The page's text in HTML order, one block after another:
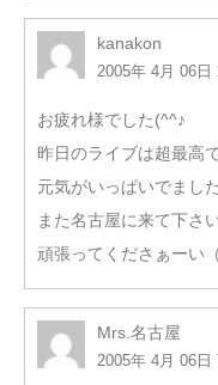
kanakon
2005年 4月 06日
お疲れ様でした(^^♪
昨日のライブは超最高
元気がいっぱいでまし
また名古屋に来て下さ
頑張ってくださぁーい
Mrs.名古屋
2005年 4月 06日